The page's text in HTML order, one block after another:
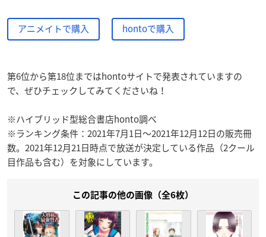
アニメイトで購入 hontoで購入
第6位から第18位まではhontoサイトで発表されていますの
で、ぜひチェックしてみてくださいね！
※ハイブリッド型総合書店honto調べ
※ランキング条件：2021年7月1日～2021年12月12日の販売冊
数。2021年12月21日時点で放送が決定している作品（2クール
目作品も含む）を対象にしています。
この記事の他の画像（全6枚）